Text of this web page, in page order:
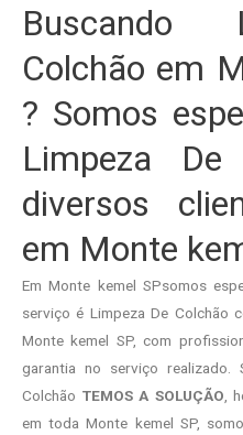
Buscando
Colchão em
? Somos
Limpeza
diversos
em Monte
Em Monte kemel SPsomos
serviço é Limpeza De Colchão
Monte kemel SP, com
garantia no serviço realizado.
Colchão TEMOS A SOLUÇÃO ,
em toda Monte kemel SP,